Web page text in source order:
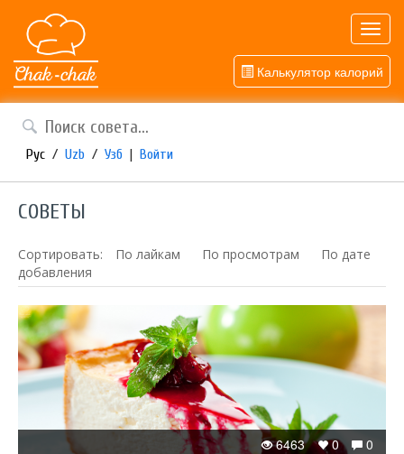
Калькулятор калорий
Рус / Uzb / Узб | Войти
СОВЕТЫ
Сортировать: По лайкам По просмотрам
По дате
добавления
0
0
6463